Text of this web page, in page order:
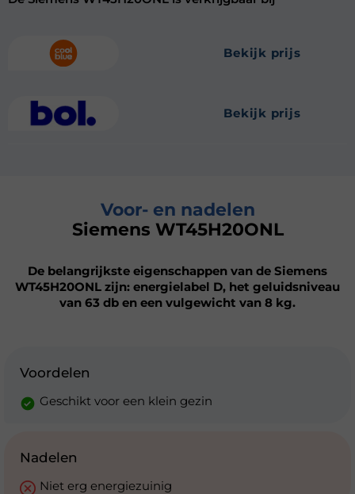
bekijk prijs
bekijk prijs
Voor- en nadelen
Siemens WT45H20ONL
De belangrijkste eigenschappen van de Siemens
WT45H20ONL zijn: energielabel D, het geluidsniveau
van 63 db en een vulgewicht van 8 kg.
Voordelen
Geschikt voor een klein gezin
Nadelen
Niet erg energiezuinig